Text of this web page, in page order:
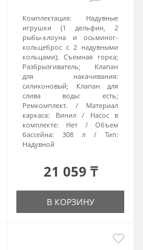
Комплектация:
Надувные
игрушки (1 дельфин, 2
рыбы-клоуна и осьминог-
кольцеброс с 2 надувными
кольцами); Съемная горка;
Разбрызгиватель; Клапан
для накачивания:
силиконовый; Клапан для
слива воды: есть;
Ремкомплект.
Материал
каркаса:
Винил
Насос в
комплекте:
Нет
Объем
бассейна:
308 л
Тип:
Надувной
21 059 ₸
В КОРЗИНУ